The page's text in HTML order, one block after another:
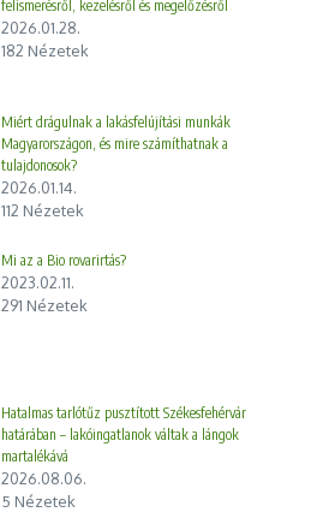
felismerésről, kezelésről és megelőzésről
2026.01.28.
182 Nézetek
Miért drágulnak a lakásfelújítási munkák
Magyarországon, és mire számíthatnak a
tulajdonosok?
2026.01.14.
112 Nézetek
Mi az a Bio rovarirtás?
2023.02.11.
291 Nézetek
Hatalmas tarlótűz pusztított Székesfehérvár
határában – lakóingatlanok váltak a lángok
martalékává
2026.08.06.
5 Nézetek